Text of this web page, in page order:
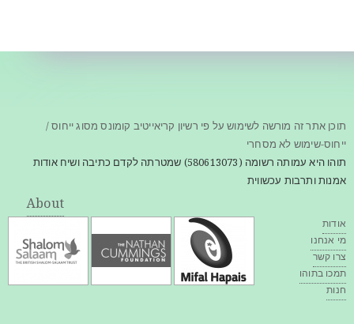
תוכן אתר זה מורשה לשימוש על פי רשיון קריאייטיב קומונס מסוג ייחוס /
ייחוס-שימוש לא מסחרי
תוהו היא עמותה רשומה (580613073) שמטרתה לקדם כתיבה ושיח אודות
אמנות ותרבות עכשווית
About
אודות
מי אנחנו
צרו קשר
תמכו בתוהו
חנות